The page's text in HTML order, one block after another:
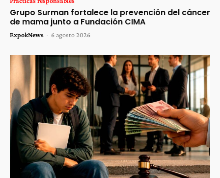
Grupo Surman fortalece la prevención del cáncer
de mama junto a Fundación CIMA
ExpokNews - 6 agosto 2026